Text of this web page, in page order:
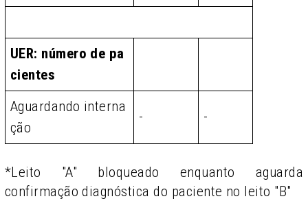
UER: número de pa
cientes
Aguardando interna
ção
- -
*Leito "A" bloqueado enquanto aguarda
confirmação diagnóstica do paciente no leito "B"